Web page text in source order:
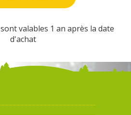
valables 1 an après la date
d'achat